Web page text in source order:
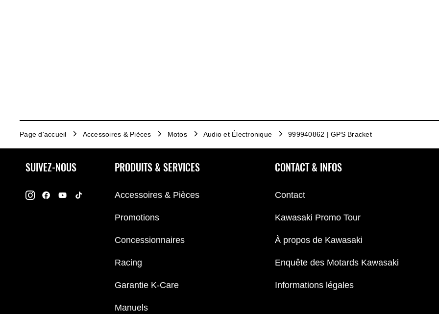
Page d'accueil Accessoires & Pièces Motos Audio et Électronique 999940862 | GPS Bracket
SUIVEZ-NOUS PRODUITS & SERVICES
Accessoires & Pièces
Promotions
Concessionnaires
Racing
Garantie K-Care
Manuels
CONTACT & INFOS
Contact
Kawasaki Promo Tour
À propos de Kawasaki
Enquête des Motards Kawasaki
Informations légales